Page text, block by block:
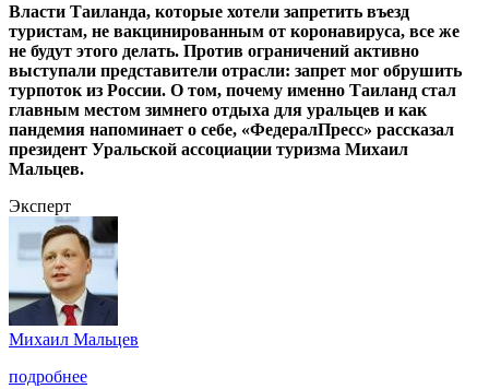
Власти Таиланда, которые хотели запретить въезд
туристам, не вакцинированным от коронавируса, все же
не будут этого делать. Против ограничений активно
выступали представители отрасли: запрет мог обрушить
турпоток из России. О том, почему именно Таиланд стал
главным местом зимнего отдыха для уральцев и как
пандемия напоминает о себе, «ФедералПресс» рассказал
президент Уральской ассоциации туризма Михаил
Мальцев.
Эксперт
Михаил Мальцев
подробнее